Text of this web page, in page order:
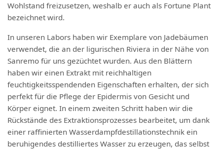
Wohlstand freizusetzen, weshalb er auch als Fortune Plant
bezeichnet wird.
In unseren Labors haben wir Exemplare von Jadebäumen
verwendet, die an der ligurischen Riviera in der Nähe von
Sanremo für uns gezüchtet wurden. Aus den Blättern
haben wir einen Extrakt mit reichhaltigen
feuchtigkeitsspendenden Eigenschaften erhalten, der sich
perfekt für die Pflege der Epidermis von Gesicht und
Körper eignet. In einem zweiten Schritt haben wir die
Rückstände des Extraktionsprozesses bearbeitet, um dank
einer raffinierten Wasserdampfdestillationstechnik ein
beruhigendes destilliertes Wasser zu erzeugen, das selbst